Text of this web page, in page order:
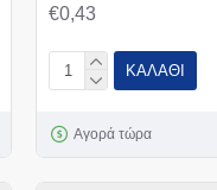
€0,43
ΚΑΛΆΘΙ
Αγορά τώρα